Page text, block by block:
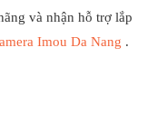
và nhận hỗ trợ lắp
Imou Da Nang .